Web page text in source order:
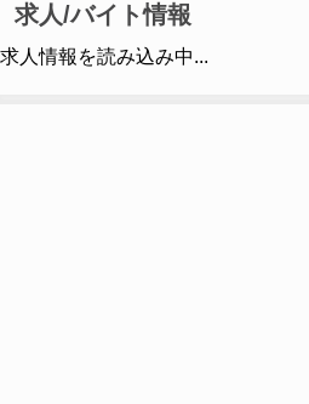
求人/バイト情報
求人情報を読み込み中...